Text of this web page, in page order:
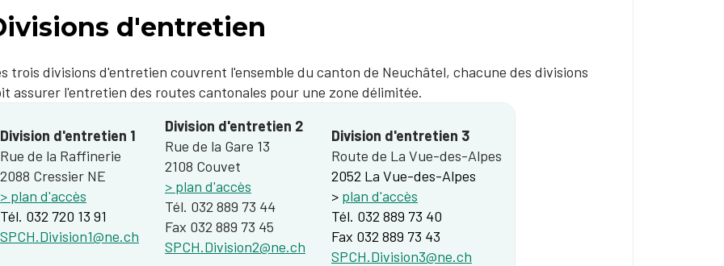
d'entretien
trois divisions d'entretien couvrent l'ensemble du canton de Neuchâtel, chacune des divisions
assurer l'entretien des routes cantonales pour une zone délimitée.
Division d'entretien 1
Rue de la Raffinerie
2088 Cressier NE
> plan d'accès
Tél. 032 720 13 91
SPCH.Division1@ne.ch
Division d'entretien 2
Rue de la Gare 13
2108 Couvet
> plan d'accès
Tél. 032 889 73 44
Fax 032 889 73 45
SPCH.Division2@ne.ch
​Division d'entretien 3
Route de La Vue-des-Alpes
2052 La Vue-des-Alpes
> plan d'accès
Tél. 032 889 73 40
Fax 032 889 73 43
SPCH.Division3@ne.ch